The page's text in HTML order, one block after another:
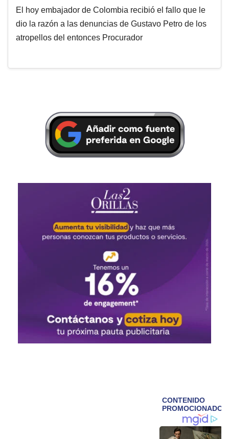
El hoy embajador de Colombia recibió el fallo que le
dio la razón a las denuncias de Gustavo Petro de los
atropellos del entonces Procurador